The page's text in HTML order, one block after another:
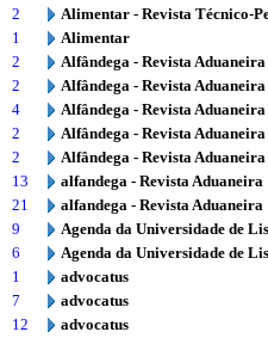
2
Alimentar - Revista Técnico-
1
Alimentar
2
Alfândega - Revista Aduaneira
2
Alfândega - Revista Aduaneira
4
Alfândega - Revista Aduaneira
2
Alfândega - Revista Aduaneira
2
Alfândega - Revista Aduaneira
13
alfandega - Revista Aduaneira
21
alfandega - Revista Aduaneira
9
Agenda da Universidade de
6
Agenda da Universidade de
1
advocatus
7
advocatus
12
advocatus